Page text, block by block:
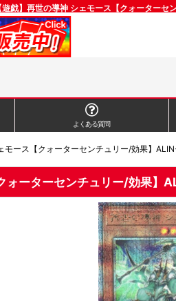
戯】再世の導神 シェモース【クォーター
よくある質問
ース【クォーターセンチュリー/効果】
ォーターセンチュリー/効果】